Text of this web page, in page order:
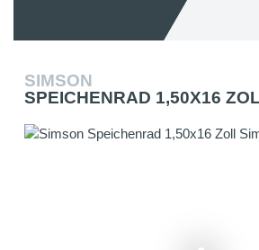
SIMSON
SPEICHENRAD 1,50X16